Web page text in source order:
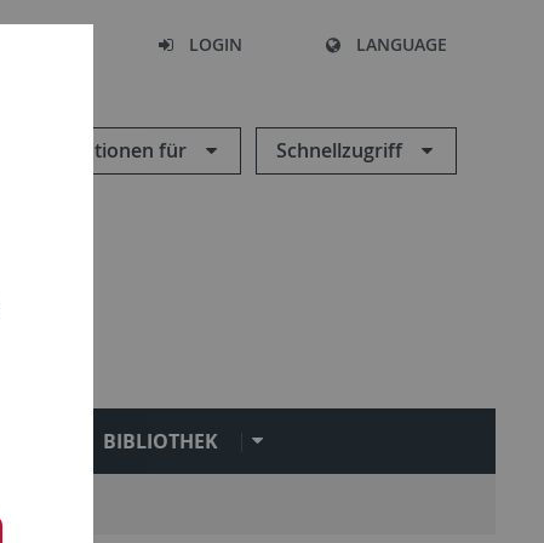
LOGIN LANGUAGE
Informationen für Schnellzugriff
BIBLIOTHEK